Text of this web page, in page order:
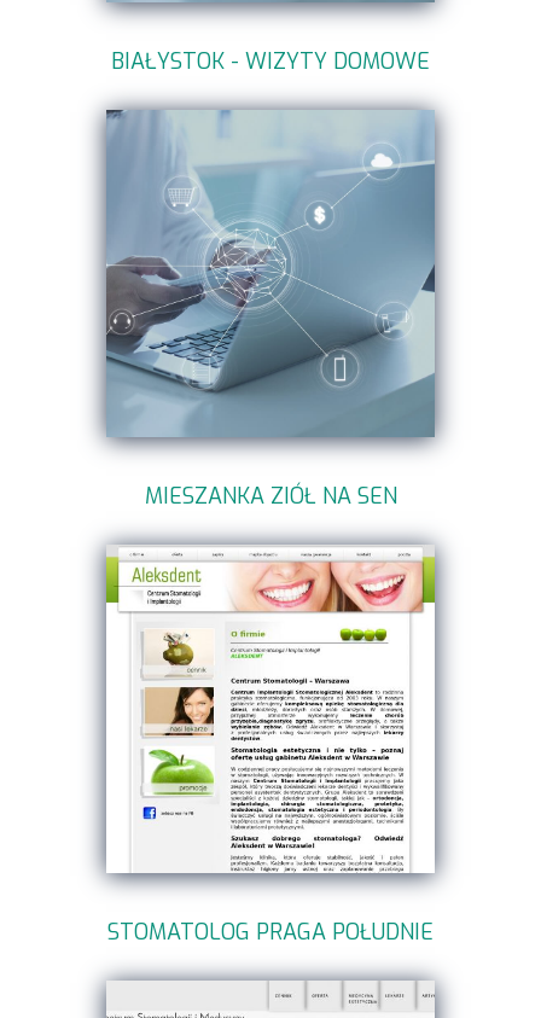
BIAŁYSTOK - WIZYTY DOMOWE
MIESZANKA ZIÓŁ NA SEN
STOMATOLOG PRAGA POŁUDNIE